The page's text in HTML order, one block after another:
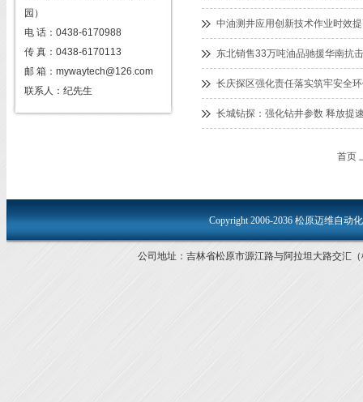
园）
电 话：0438-6170988
传 真：0438-6170113
邮 箱：mywaytech@126.com
联系人：纪先生
中油测井应用创新技术作业时效
东北销售33万吨油品驰援华南抗
长庆探区强化责任落实筑牢安全
长城钻探：强化钻井参数 释放提
首页
Copyright 2006-2036 松原迈维自动
公司地址：吉林省松原市源江路与阿拉坦大路交汇